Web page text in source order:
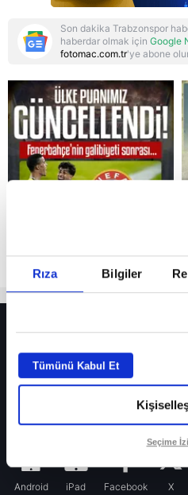
Rıza Bilgiler
Tümünü Kabul Et
Seçime
Reddet
Son dakika Trabzonspor
haberdar olmak için Google
fotomac.com.tr'ye abone
Fenerbahçe’de sürpriz ayrılık ihtimali!
Fenerbahçe’nin yeni transferi Mason
Galatasaray’da rota yeniden Thiago
Android iPad Facebook X